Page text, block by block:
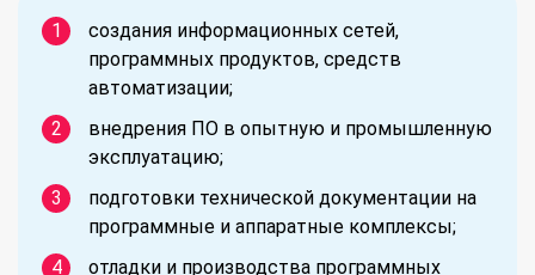
создания информационных сетей,
программных продуктов, средств
автоматизации;
внедрения ПО в опытную и промышленную
эксплуатацию;
подготовки технической документации на
программные и аппаратные комплексы;
отладки и производства программных